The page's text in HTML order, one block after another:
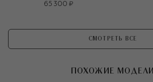
65 300 ₽
СМОТРЕТЬ ВСЕ
ПОХОЖИЕ МОДЕЛИ